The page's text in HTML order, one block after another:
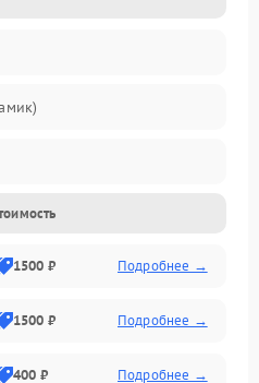
1500 ₽ Подробнее →
1500 ₽ Подробнее →
400 ₽ Подробнее →